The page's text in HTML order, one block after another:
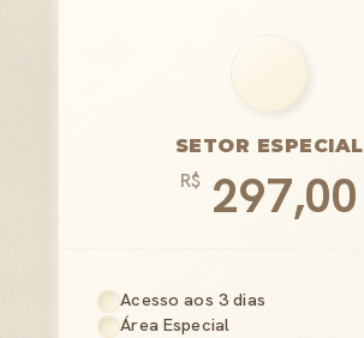
SETOR ESPECIAL
R$ 297,00
Acesso aos 3 dias
Área Especial